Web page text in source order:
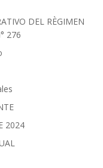
DEL RÈGIMEN
276
2024